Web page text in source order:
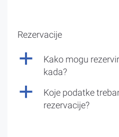
Rezervacije
a
Kako mogu
kada?
a
Koje podatke
rezervacije?